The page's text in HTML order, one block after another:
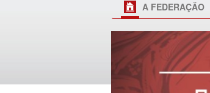
A FEDERAÇÃO
Próximo